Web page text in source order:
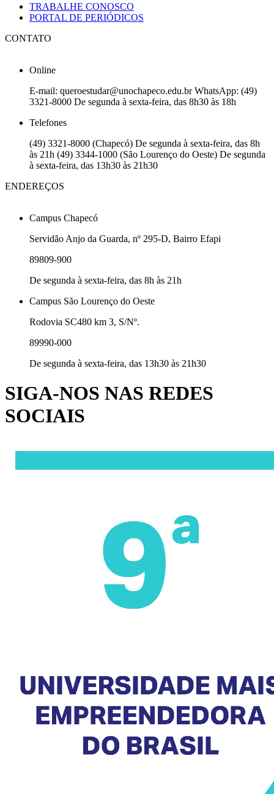
TRABALHE CONOSCO
PORTAL DE PERIÓDICOS
CONTATO
Online
E-mail: queroestudar@unochapeco.edu.br WhatsApp: (49)
3321-8000 De segunda à sexta-feira, das 8h30 às 18h
Telefones
(49) 3321-8000 (Chapecó) De segunda à sexta-feira, das 8h
às 21h (49) 3344-1000 (São Lourenço do Oeste) De segunda
à sexta-feira, das 13h30 às 21h30
ENDEREÇOS
Campus Chapecó
Servidão Anjo da Guarda, nº 295-D, Bairro Efapi
89809-900
De segunda à sexta-feira, das 8h às 21h
Campus São Lourenço do Oeste
Rodovia SC480 km 3, S/Nº.
89990-000
De segunda à sexta-feira, das 13h30 às 21h30
SIGA-NOS NAS REDES
SOCIAIS